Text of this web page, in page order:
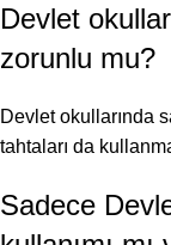
Devlet
zorunlu mu?
Devlet okullarında
tahtaları da
Sadece